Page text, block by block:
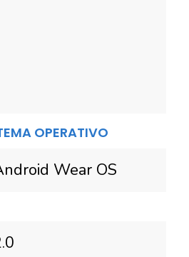
OPERATIVO
Wear OS